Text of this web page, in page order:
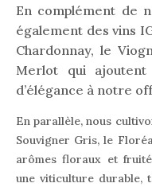
En complément de
également des vins
Chardonnay, le
Merlot qui
d’élégance à notre
En parallèle, nous
Souvigner Gris, le
arômes floraux et
une viticulture durable,